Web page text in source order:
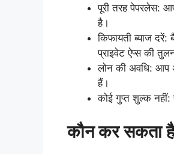
पूरी तरह पेपरलेस:
है।
किफायती ब्याज
प्राइवेट ऐप्स की
लोन की अवधि: आप
हैं।
कोई गुप्त शुल्क नहीं:
कौन कर सकता